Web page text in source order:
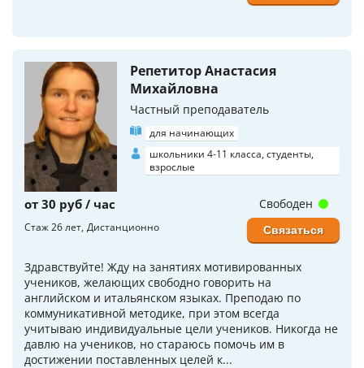
Репетитор Анастасия
Михайловна
Частный преподаватель
для начинающих
школьники 4-11 класса, студенты,
взрослые
от 30 руб / час
Стаж 26 лет Дистанционно
Здравствуйте! Жду на занятиях мотивированных
учеников, желающих свободно говорить на
английском и итальянском языках. Преподаю по
коммуникативной методике, при этом всегда
учитываю индивидуальные цели учеников. Никогда не
давлю на учеников, но стараюсь помочь им в
достижении поставленных целей к...
Свободен
Связаться